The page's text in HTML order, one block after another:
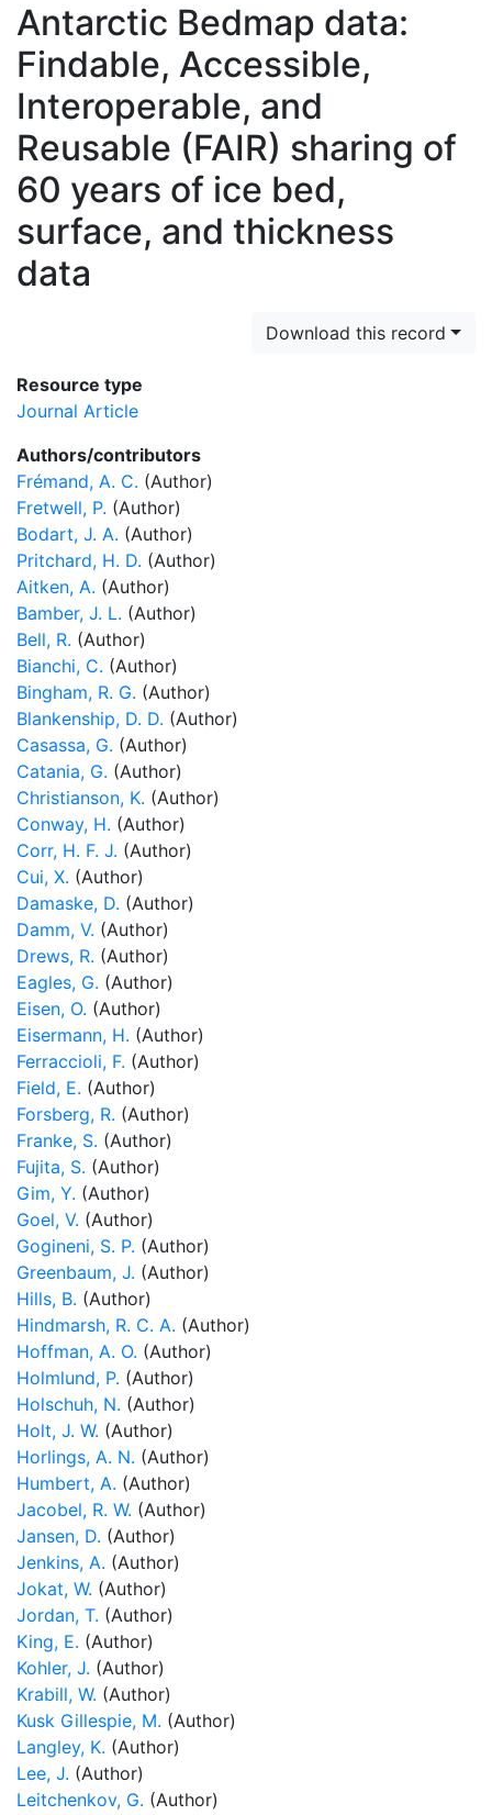
Antarctic Bedmap data:
Findable, Accessible,
Interoperable, and
Reusable (FAIR) sharing of
60 years of ice bed,
surface, and thickness
data
Download this record
Resource type
Journal Article
Authors/contributors
Frémand, A. C. (Author)
Fretwell, P. (Author)
Bodart, J. A. (Author)
Pritchard, H. D. (Author)
Aitken, A. (Author)
Bamber, J. L. (Author)
Bell, R. (Author)
Bianchi, C. (Author)
Bingham, R. G. (Author)
Blankenship, D. D. (Author)
Casassa, G. (Author)
Catania, G. (Author)
Christianson, K. (Author)
Conway, H. (Author)
Corr, H. F. J. (Author)
Cui, X. (Author)
Damaske, D. (Author)
Damm, V. (Author)
Drews, R. (Author)
Eagles, G. (Author)
Eisen, O. (Author)
Eisermann, H. (Author)
Ferraccioli, F. (Author)
Field, E. (Author)
Forsberg, R. (Author)
Franke, S. (Author)
Fujita, S. (Author)
Gim, Y. (Author)
Goel, V. (Author)
Gogineni, S. P. (Author)
Greenbaum, J. (Author)
Hills, B. (Author)
Hindmarsh, R. C. A. (Author)
Hoffman, A. O. (Author)
Holmlund, P. (Author)
Holschuh, N. (Author)
Holt, J. W. (Author)
Horlings, A. N. (Author)
Humbert, A. (Author)
Jacobel, R. W. (Author)
Jansen, D. (Author)
Jenkins, A. (Author)
Jokat, W. (Author)
Jordan, T. (Author)
King, E. (Author)
Kohler, J. (Author)
Krabill, W. (Author)
Kusk Gillespie, M. (Author)
Langley, K. (Author)
Lee, J. (Author)
Leitchenkov, G. (Author)